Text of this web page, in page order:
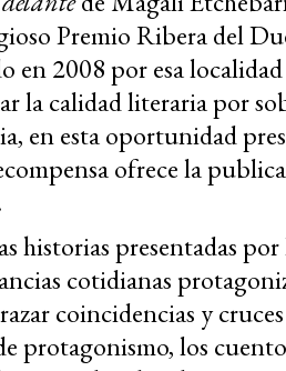
Premio Ribera del
en 2008 por esa
la calidad literaria por
en esta oportunidad
ofrece la
historias presentadas
cotidianas
coincidencias y
protagonismo, los